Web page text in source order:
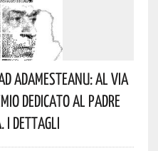
Adamesteanu: Al Via
Dedicato Al Padre
I Dettagli